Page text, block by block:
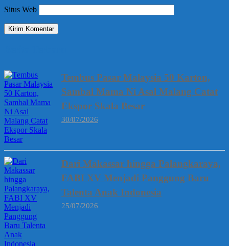
Situs Web
Tembus Pasar Malaysia 50 Karton,
Sambal Mama Ni Asal Malang Catat
Ekspor Skala Besar
30/07/2026
Dari Makassar hingga Palangkaraya,
FABI XV Menjadi Panggung Baru
Talenta Anak Indonesia
25/07/2026